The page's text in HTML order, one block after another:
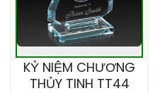
KỶ NIỆM CHƯƠNG
THỦY TINH TT44